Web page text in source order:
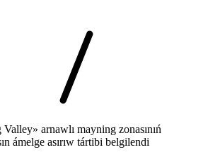
arnawlı mayning zonasınıń
ámelge asırıw tártibi belgilendi